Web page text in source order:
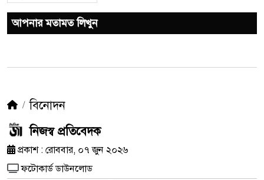
আপনার মতামত লিখুন
বিনোদন
নিজস্ব প্রতিবেদক
প্রকাশ : রোববার, ০৭ জুন ২০২৬
ফটোকার্ড ডাউনলোড